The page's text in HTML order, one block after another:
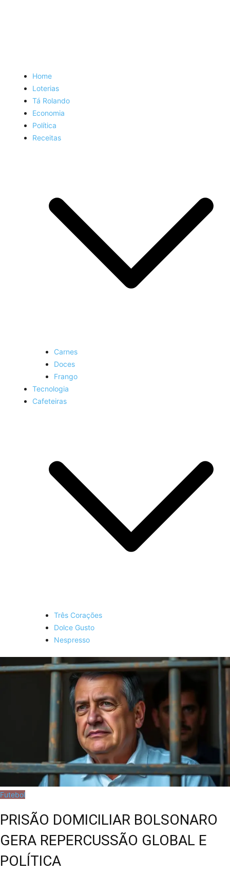
Home
Loterias
Tá Rolando
Economia
Política
Receitas
Carnes
Doces
Frango
Tecnologia
Cafeteiras
Três Corações
Dolce Gusto
Nespresso
Futebol
PRISÃO DOMICILIAR BOLSONARO
GERA REPERCUSSÃO GLOBAL E
POLÍTICA